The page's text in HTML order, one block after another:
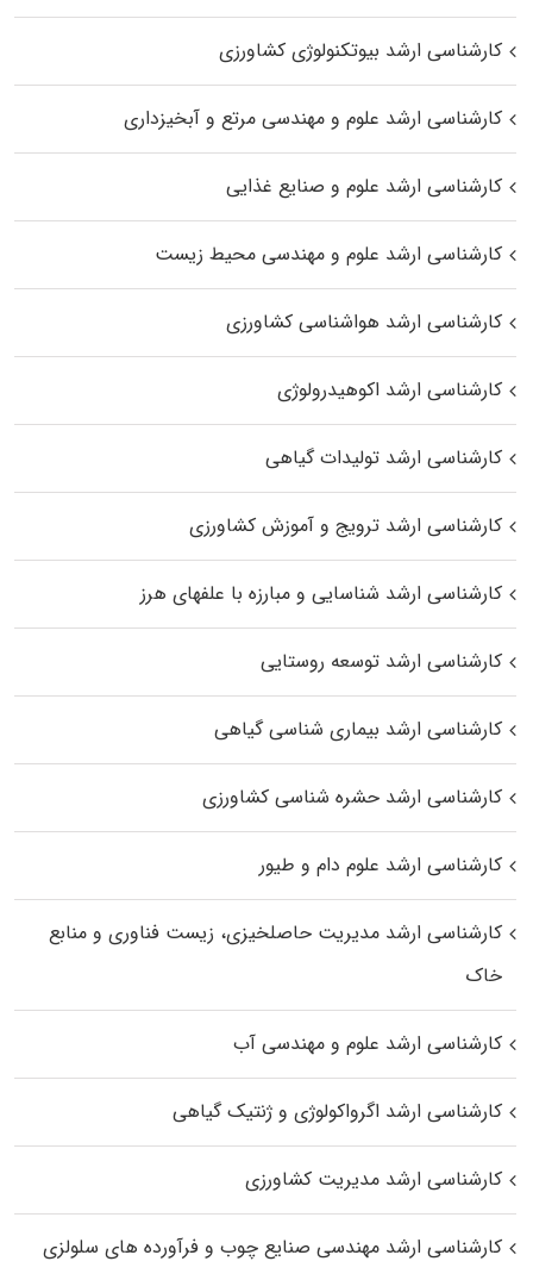
کارشناسی ارشد بیوتکنولوژی کشاورزی
کارشناسی ارشد علوم و مهندسی مرتع و آبخیزداری
کارشناسی ارشد علوم و صنایع غذایی
کارشناسی ارشد علوم و مهندسی محیط زیست
کارشناسی ارشد هواشناسی کشاورزی
کارشناسی ارشد اکوهیدرولوژی
کارشناسی ارشد تولیدات گیاهی
کارشناسی ارشد ترویج و آموزش کشاورزی
کارشناسی ارشد شناسایی و مبارزه با علفهای هرز
کارشناسی ارشد توسعه روستایی
کارشناسی ارشد بیماری‌ شناسی گیاهی
کارشناسی ارشد حشره‌ شناسی کشاورزی
کارشناسی ارشد علوم دام و طیور
کارشناسی ارشد مدیریت حاصلخیزی، زیست فناوری و منابع
خاک
کارشناسی ارشد علوم و مهندسی آب
کارشناسی ارشد اگرواکولوژی و ژنتیک گیاهی
کارشناسی ارشد مدیریت کشاورزی
کارشناسی ارشد مهندسی صنایع چوب و فرآورده‌ های سلولزی